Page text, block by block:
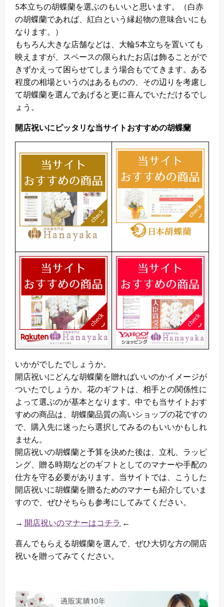
5本立ちの胡蝶蘭を選ぶのもいいと思います。（白赤
の胡蝶蘭であれば、紅白という縁起物の意味合いにも
なります。）
もちろん大きな店舗などは、大輪5本立ちを置いても
映えますが、スペースの限られたお店は飾ることがで
きずかえって困らせてしまう場合もでてきます。ある
程度の相場というのはあるものの、その辺りを考慮し
て胡蝶蘭を選んであげると更に喜んでいただけるでし
ょう。
開店祝いにピッタリな当サイトおすすめの胡蝶蘭
いかがでしたでしょうか。
開店祝いにどんな胡蝶蘭を贈ればいいのかイメージが
ついたでしょうか。花のギフトは、相手との関係性に
よって選ぶのが基本となります。中でも当サイトおす
すめの商品は、胡蝶蘭品質の高いショップの花ですの
で、購入先に迷ったら選択してみるのもいいかもしれ
ません。
開店祝いの胡蝶蘭と予算を決めた後は、立札、ラッピ
ング、贈る時期などのギフトとしてのマナーや手配の
仕方を守る必要があります。当サイトでは、こうした
開店祝いに胡蝶蘭を贈るためのマナーも紹介していま
すので、ぜひそちらも参考にしてみてください。
→ 開店祝いのマナーはコチラ ←
喜んでもらえる胡蝶蘭を選んで、ぜひ大切な方の開店
祝いを贈ってみてください。